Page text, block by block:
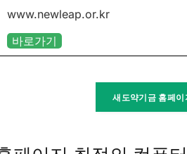
www.newleap.or.kr
바로가기
새도약기금 홈페이